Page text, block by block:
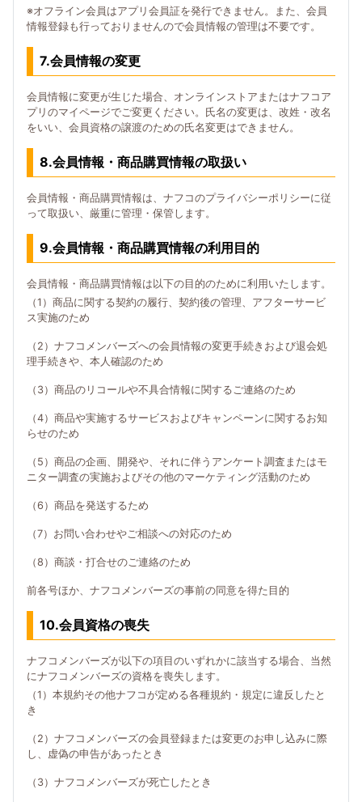
※オフライン会員はアプリ会員証を発行できません。また、会員
情報登録も行っておりませんので会員情報の管理は不要です。
7.会員情報の変更
会員情報に変更が生じた場合、オンラインストアまたはナフコア
プリのマイページでご変更ください。氏名の変更は、改姓・改名
をいい、会員資格の譲渡のための氏名変更はできません。
8.会員情報・商品購買情報の取扱い
会員情報・商品購買情報は、ナフコのプライバシーポリシーに従
って取扱い、厳重に管理・保管します。
9.会員情報・商品購買情報の利用目的
会員情報・商品購買情報は以下の目的のために利用いたします。
（1）商品に関する契約の履行、契約後の管理、アフターサービ
ス実施のため
（2）ナフコメンバーズへの会員情報の変更手続きおよび退会処
理手続きや、本人確認のため
（3）商品のリコールや不具合情報に関するご連絡のため
（4）商品や実施するサービスおよびキャンペーンに関するお知
らせのため
（5）商品の企画、開発や、それに伴うアンケート調査またはモ
ニター調査の実施およびその他のマーケティング活動のため
（6）商品を発送するため
（7）お問い合わせやご相談への対応のため
（8）商談・打合せのご連絡のため
前各号ほか、ナフコメンバーズの事前の同意を得た目的
10.会員資格の喪失
ナフコメンバーズが以下の項目のいずれかに該当する場合、当然
にナフコメンバーズの資格を喪失します。
（1）本規約その他ナフコが定める各種規約・規定に違反したと
き
（2）ナフコメンバーズの会員登録または変更のお申し込みに際
し、虚偽の申告があったとき
（3）ナフコメンバーズが死亡したとき